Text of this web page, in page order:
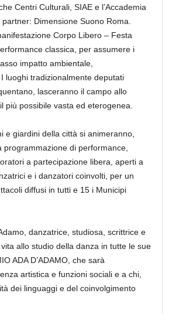
Centri Culturali, SIAE e l’Accademia
Dimensione Suono Roma.
Corpo Libero – Festa
classica, per assumere i
impatto ambientale,
luoghi tradizionalmente deputati
lasceranno il campo allo
possibile vasta ed eterogenea.
giardini della città si animeranno,
di performance,
a partecipazione libera, aperti a
e i danzatori coinvolti, per un
diffusi in tutti e 15 i Municipi
danzatrice, studiosa, scrittrice e
allo studio della danza in tutte le sue
ADA D’ADAMO, che sarà
artistica e funzioni sociali e a chi,
dei linguaggi e del coinvolgimento